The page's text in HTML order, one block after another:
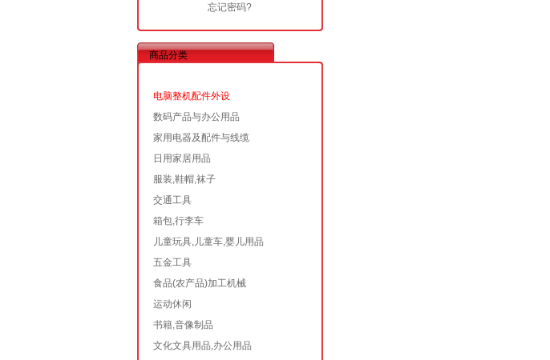
忘记密码?
商品分类
电脑整机配件外设
数码产品与办公用品
家用电器及配件与线缆
日用家居用品
服装,鞋帽,袜子
交通工具
箱包,行李车
儿童玩具,儿童车,婴儿用品
五金工具
食品(农产品)加工机械
运动休闲
书籍,音像制品
文化文具用品,办公用品